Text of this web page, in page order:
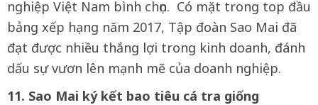
nghiệp Việt Nam bình chọn. Có mặt trong top đầu
bảng xếp hạng năm 2017, Tập đoàn Sao Mai đã
đạt được nhiều thắng lợi trong kinh doanh, đánh
dấu sự vươn lên mạnh mẽ của doanh nghiệp.
11. Sao Mai ký kết bao tiêu cá tra giống